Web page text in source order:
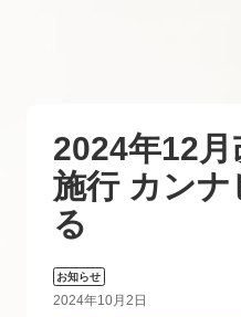
2024年12
施行 カン
る
お知らせ
2024年10月2日